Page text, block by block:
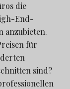
die
End-
anzubieten.
für
sind?